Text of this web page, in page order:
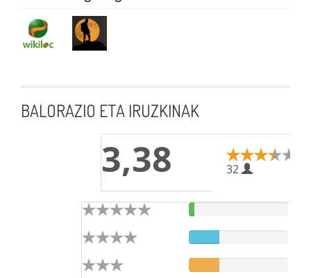
BALORAZIO ETA IRUZKINAK
3,38 32